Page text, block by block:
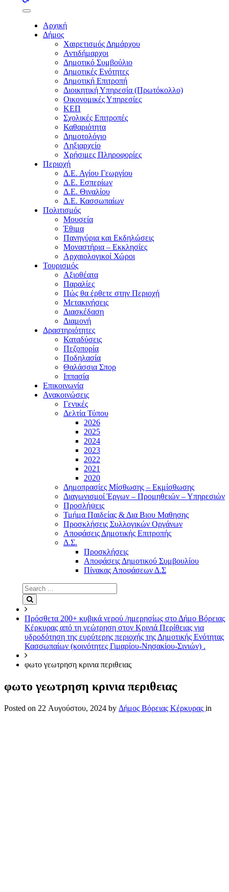
buttons
Αρχική
Δήμος
Χαιρετισμός Δημάρχου
Αντιδήμαρχοι
Δημοτικό Συμβούλιο
Δημοτικές Ενότητες
Δημοτική Επιτροπή
Διοικητική Υπηρεσία (Πρωτόκολλο)
Οικονομικές Υπηρεσίες
ΚΕΠ
Σχολικές Επιτροπές
Καθαριότητα
Δημοτολόγιο
Ληξιαρχείο
Χρήσιμες Πληροφορίες
Περιοχή
Δ.Ε. Αγίου Γεωργίου
Δ.Ε. Εσπερίων
Δ.Ε. Θιναλίου
Δ.Ε. Κασσωπαίων
Πολιτισμός
Μουσεία
Έθιμα
Πανηγύρια και Εκδηλώσεις
Μοναστήρια – Εκκλησίες
Αρχαιολογικοί Χώροι
Τουρισμός
Αξιοθέατα
Παραλίες
Πώς θα έρθετε στην Περιοχή
Μετακινήσεις
Διασκέδαση
Διαμονή
Δραστηριότητες
Καταδύσεις
Πεζοπορία
Ποδηλασία
Θαλάσσια Σπορ
Ιππασία
Επικοινωνία
Ανακοινώσεις
Γενικές
Δελτία Τύπου
2026
2025
2024
2023
2022
2021
2020
Δημοπρασίες Μίσθωσης – Εκμίσθωσης
Διαγωνισμοί Έργων – Προμηθειών – Υπηρεσιών
Προσλήψεις
Τμήμα Παιδείας & Δια Βιου Μαθησης
Προσκλήσεις Συλλογικών Οργάνων
Αποφάσεις Δημοτικής Επιτροπής
Δ.Σ.
Προσκλήσεις
Αποφάσεις Δημοτικού Συμβουλίου
Πίνακας Αποφάσεων Δ.Σ
Search
for:
Πρόσθετα 200+ κυβικά νερού /ημερησίως στο Δήμο Βόρειας
Κέρκυρας από τη γεώτρηση στον Κρινιά Περίθειας για
υδροδότηση της ευρύτερης περιοχής της Δημοτικής Ενότητας
Κασσωπαίων (κοινότητες Γιμαρίου-Νησακίου-Σινιών) .
φωτο γεωτρηση κρινια περιθειας
φωτο γεωτρηση κρινια περιθειας
Posted on 22 Αυγούστου, 2024 by Δήμος Βόρειας Κέρκυρας in